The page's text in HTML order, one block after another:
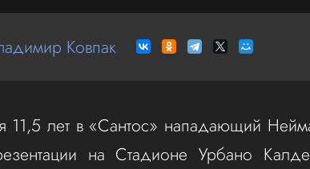
Ковпак
11,5 лет в «Сантос» нападающий
на Стадионе Урбано